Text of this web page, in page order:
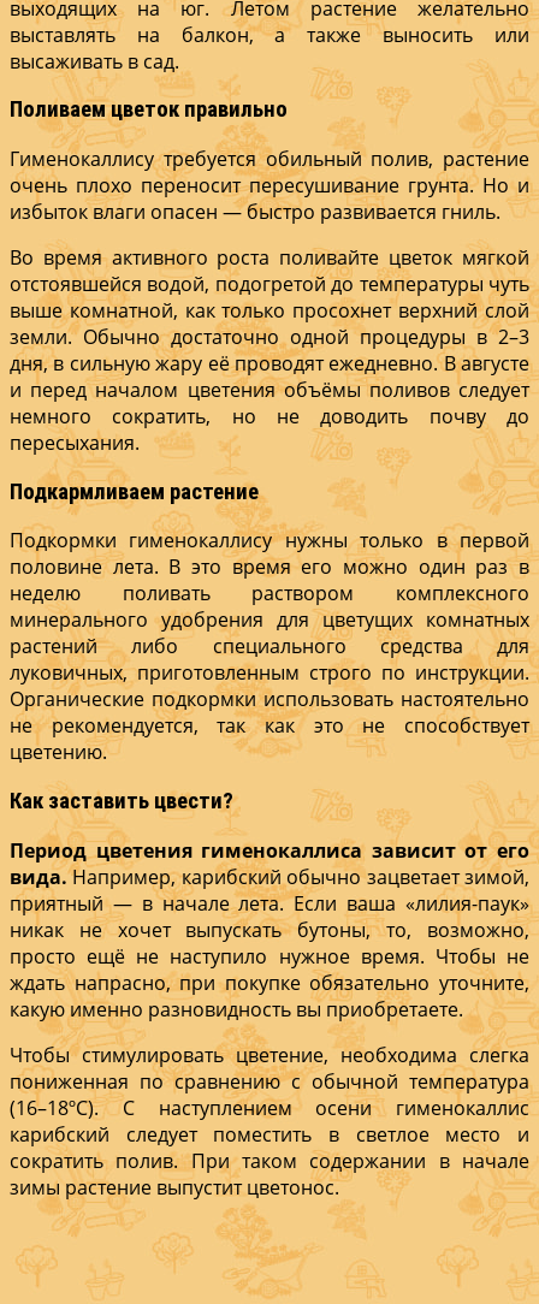
выходящих на юг. Летом растение желательно
выставлять на балкон, а также выносить или
высаживать в сад.
Поливаем цветок правильно
Гименокаллису требуется обильный полив, растение
очень плохо переносит пересушивание грунта. Но и
избыток влаги опасен — быстро развивается гниль.
Во время активного роста поливайте цветок мягкой
отстоявшейся водой, подогретой до температуры чуть
выше комнатной, как только просохнет верхний слой
земли. Обычно достаточно одной процедуры в 2–3
дня, в сильную жару её проводят ежедневно. В августе
и перед началом цветения объёмы поливов следует
немного сократить, но не доводить почву до
пересыхания.
Подкармливаем растение
Подкормки гименокаллису нужны только в первой
половине лета. В это время его можно один раз в
неделю поливать раствором комплексного
минерального удобрения для цветущих комнатных
растений либо специального средства для
луковичных, приготовленным строго по инструкции.
Органические подкормки использовать настоятельно
не рекомендуется, так как это не способствует
цветению.
Как заставить цвести?
Период цветения гименокаллиса зависит от его
вида.Например, карибский обычно зацветает зимой,
приятный — в начале лета. Если ваша «лилия-паук»
никак не хочет выпускать бутоны, то, возможно,
просто ещё не наступило нужное время. Чтобы не
ждать напрасно, при покупке обязательно уточните,
какую именно разновидность вы приобретаете.
Чтобы стимулировать цветение, необходима слегка
пониженная по сравнению с обычной температура
(16–18ºС). С наступлением осени гименокаллис
карибский следует поместить в светлое место и
сократить полив. При таком содержании в начале
зимы растение выпустит цветонос.